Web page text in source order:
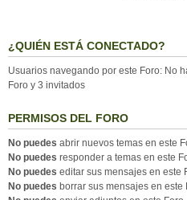
¿QUIÉN ESTÁ CONECTADO?
Usuarios navegando por este Foro: No
Foro y 3 invitados
PERMISOS DEL FORO
No puedes abrir nuevos temas en este
No puedes responder a temas en este
No puedes editar sus mensajes en este
No puedes borrar sus mensajes en este